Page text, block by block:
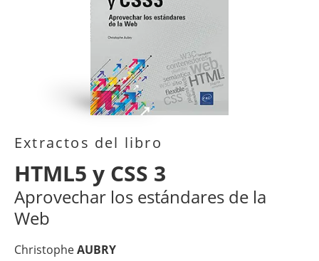
Extractos del libro
HTML5 y CSS 3
Aprovechar los estándares de la
Web
ChristopheAUBRY